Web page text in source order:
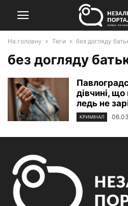
На головну Теги без догляду
без догляду
дівчині,
ледь не
КРИМІНАЛ